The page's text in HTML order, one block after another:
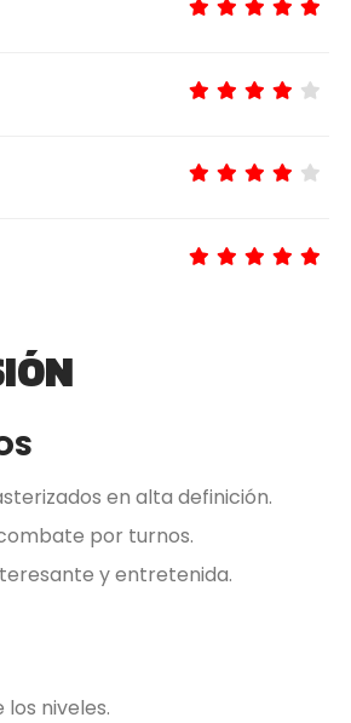
en alta definición.
por turnos.
y entretenida.
los niveles.